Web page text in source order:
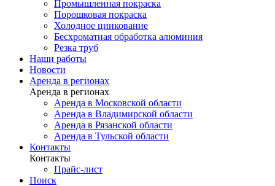
Промышленная покраска
Порошковая покраска
Холодное цинкование
Бесхроматная обработка алюминия
Резка труб
Наши работы
Новости
Аренда в регионах
Аренда в регионах
Аренда в Московской области
Аренда в Владимирской области
Аренда в Рязанской области
Аренда в Тульской области
Контакты
Контакты
Прайс-лист
Поиск